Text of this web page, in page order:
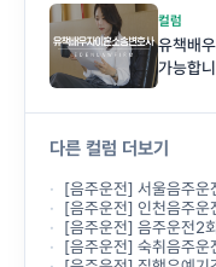
컬럼
유책배
가능합
다른 컬럼 더보기
[음주운전] 서울음주운전경찰조사,
[음주운전] 인천음주운전변
[음주운전] 음주운전2회처
[음주운전] 숙취음주운전구제, 전